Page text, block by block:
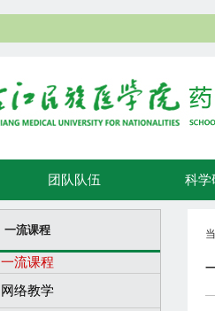
团队队伍 科学
一流课程
一流课程
网络教学